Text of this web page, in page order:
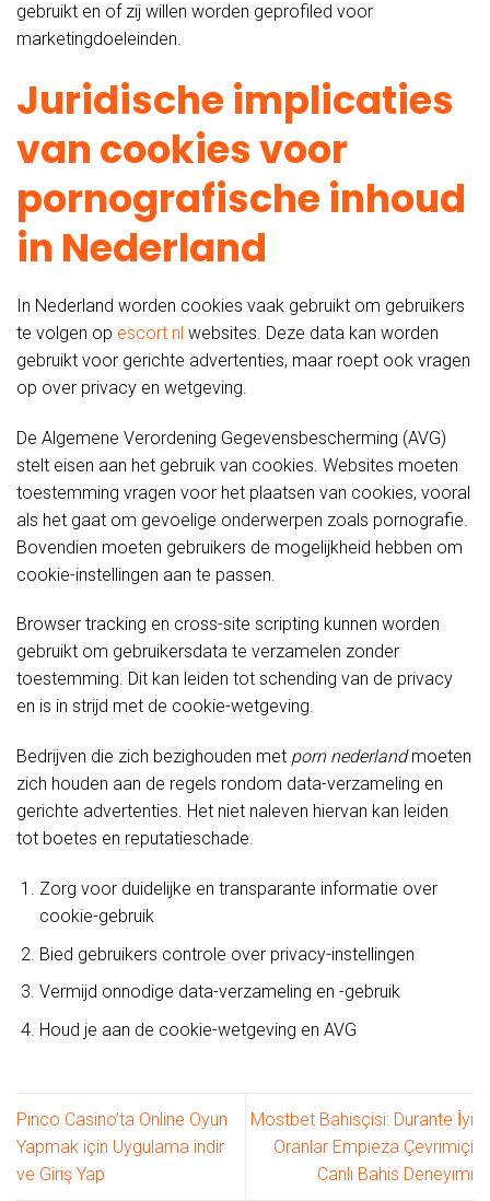
gebruikt en of zij willen worden geprofiled voor
marketingdoeleinden.
Juridische implicaties
van cookies voor
pornografische inhoud
in Nederland
In Nederland worden cookies vaak gebruikt om gebruikers
te volgen op escort nl websites. Deze data kan worden
gebruikt voor gerichte advertenties, maar roept ook vragen
op over privacy en wetgeving.
De Algemene Verordening Gegevensbescherming (AVG)
stelt eisen aan het gebruik van cookies. Websites moeten
toestemming vragen voor het plaatsen van cookies, vooral
als het gaat om gevoelige onderwerpen zoals pornografie.
Bovendien moeten gebruikers de mogelijkheid hebben om
cookie-instellingen aan te passen.
Browser tracking en cross-site scripting kunnen worden
gebruikt om gebruikersdata te verzamelen zonder
toestemming. Dit kan leiden tot schending van de privacy
en is in strijd met de cookie-wetgeving.
Bedrijven die zich bezighouden met porn nederlandmoeten
zich houden aan de regels rondom data-verzameling en
gerichte advertenties. Het niet naleven hiervan kan leiden
tot boetes en reputatieschade.
Zorg voor duidelijke en transparante informatie over
cookie-gebruik
Bied gebruikers controle over privacy-instellingen
Vermijd onnodige data-verzameling en -gebruik
Houd je aan de cookie-wetgeving en AVG
Pinco Casino’ta Online Oyun
Yapmak için Uygulama indir
ve Giriş Yap
Mostbet Bahisçisi: Durante İyi
Oranlar Empieza Çevrimiçi
Canlı Bahis Deneyimi